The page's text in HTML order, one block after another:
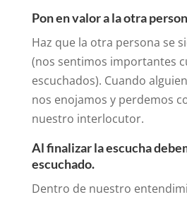
Pon en valor a la otra
Haz que la otra persona se
(nos sentimos importantes
escuchados). Cuando
nos enojamos y perdemos
nuestro interlocutor.
Al finalizar la escucha
escuchado.
Dentro de nuestro